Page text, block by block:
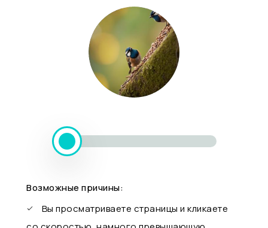
Возможные причины:
Вы просматриваете страницы и кликаете